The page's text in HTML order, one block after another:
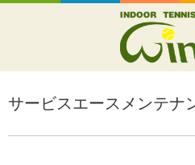
サービスエースメンテナ